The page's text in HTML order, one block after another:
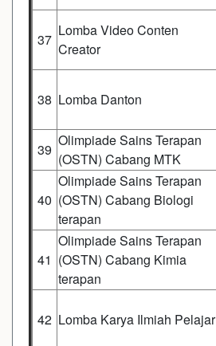
37
Lomba Video Conten
Creator
38 Lomba Danton
39
Olimpiade Sains Terapan
(OSTN) Cabang MTK
40
Olimpiade Sains Terapan
(OSTN) Cabang Biologi
terapan
41
Olimpiade Sains Terapan
(OSTN) Cabang Kimia
terapan
42 Lomba Karya Ilmiah Pelajar